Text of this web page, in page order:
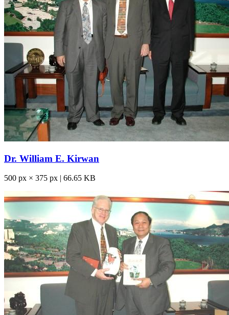
Dr. William E. Kirwan
500 px × 375 px | 66.65 KB